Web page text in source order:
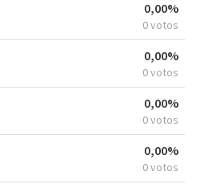
0,00%
0 votos
0,00%
0 votos
0,00%
0 votos
0,00%
0 votos